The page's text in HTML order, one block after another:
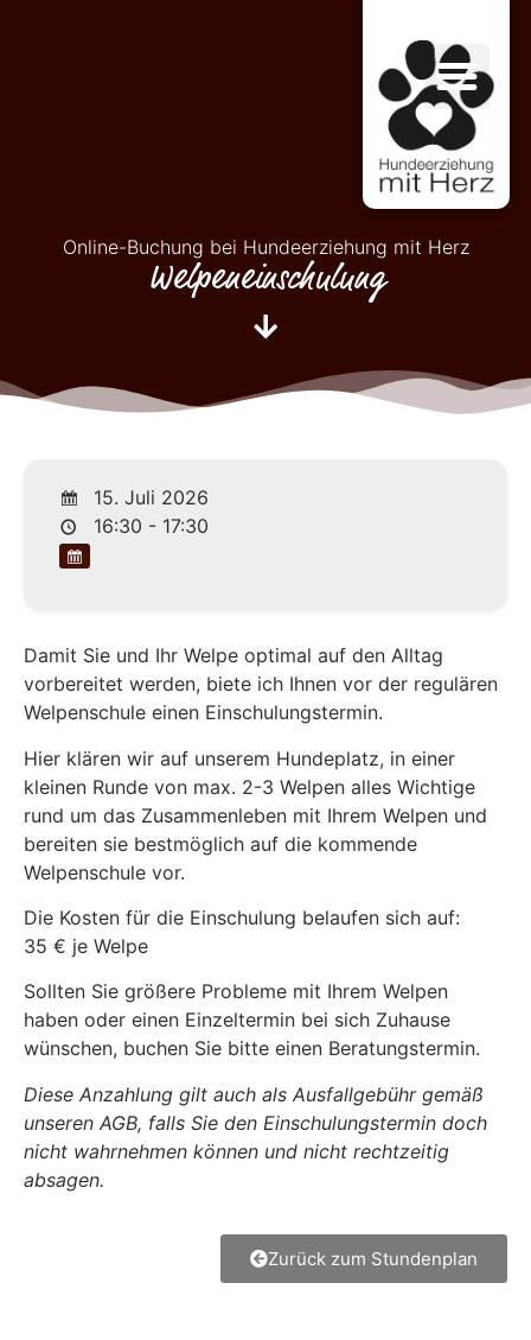
Online-Buchung bei Hundeerziehung mit Herz
Welpeneinschulung
15. Juli 2026
16:30 - 17:30
Damit Sie und Ihr Welpe optimal auf den Alltag
vorbereitet werden, biete ich Ihnen vor der regulären
Welpenschule einen Einschulungstermin.
Hier klären wir auf unserem Hundeplatz, in einer
kleinen Runde von max. 2-3 Welpen alles Wichtige
rund um das Zusammenleben mit Ihrem Welpen und
bereiten sie bestmöglich auf die kommende
Welpenschule vor.
Die Kosten für die Einschulung belaufen sich auf:
35 € je Welpe
Sollten Sie größere Probleme mit Ihrem Welpen
haben oder einen Einzeltermin bei sich Zuhause
wünschen, buchen Sie bitte einen Beratungstermin.
Diese Anzahlung gilt auch als Ausfallgebühr gemäß
unseren AGB, falls Sie den Einschulungstermin doch
nicht wahrnehmen können und nicht rechtzeitig
absagen.
Zurück zum Stundenplan